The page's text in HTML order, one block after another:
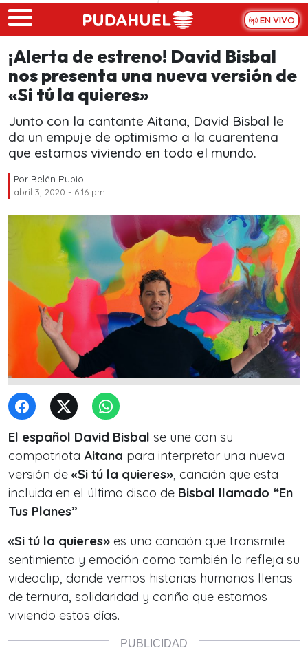
Skip to main content
EN VIVO
¡Alerta de estreno! David Bisbal
nos presenta una nueva versión de
«Si tú la quieres»
Junto con la cantante Aitana, David Bisbal le
da un empuje de optimismo a la cuarentena
que estamos viviendo en todo el mundo.
Por Belén Rubio
abril 3, 2020 - 6:16 pm
El español David Bisbal se une con su
compatriota Aitana para interpretar una nueva
versión de «Si tú la quieres», canción que esta
incluida en el último disco de Bisbal llamado “En
Tus Planes”
«Si tú la quieres» es una canción que transmite
sentimiento y emoción como también lo refleja su
videoclip, donde vemos historias humanas llenas
de ternura, solidaridad y cariño que estamos
viviendo estos días.